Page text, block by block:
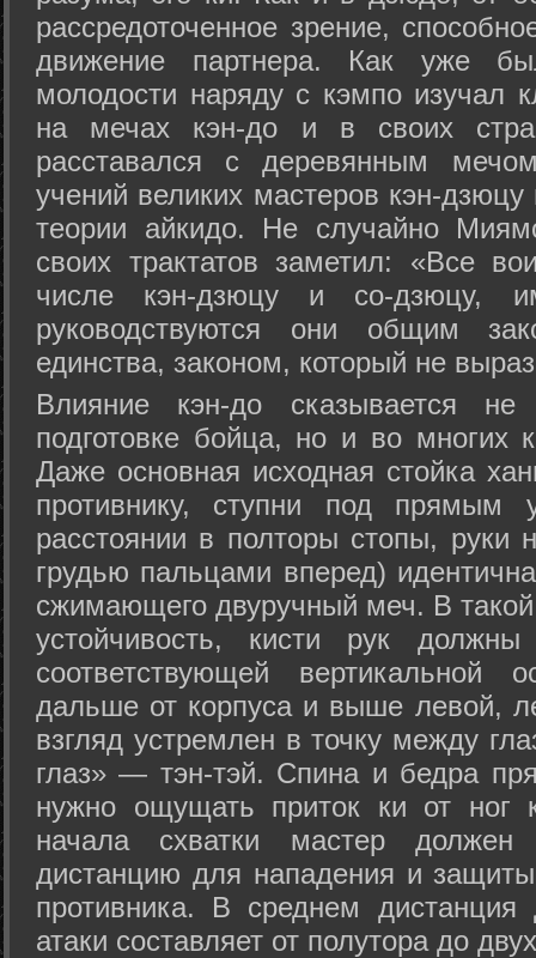
рассредоточенное зрение,
движение партнера. Как уже
молодости наряду с кэмпо изучал
на мечах кэн-до и в своих
расставался с деревянным
учений великих мастеров кэн-
теории айкидо. Не случайно
своих трактатов заметил: «Все
числе кэн-дзюцу и со-дзюцу,
руководствуются они общим
единства, законом, который не
Влияние кэн-до сказывается не
подготовке бойца, но и во многих
Даже основная исходная стойка
противнику, ступни под прямым
расстоянии в полторы стопы, руки
грудью пальцами вперед)
сжимающего двуручный меч. В
устойчивость, кисти рук
соответствующей
дальше от корпуса и выше левой,
взгляд устремлен в точку между
глаз» — тэн-тэй. Спина и бедра
нужно ощущать приток ки от
начала схватки мастер должен
дистанцию для нападения и
противника. В среднем
атаки составляет от полутора до